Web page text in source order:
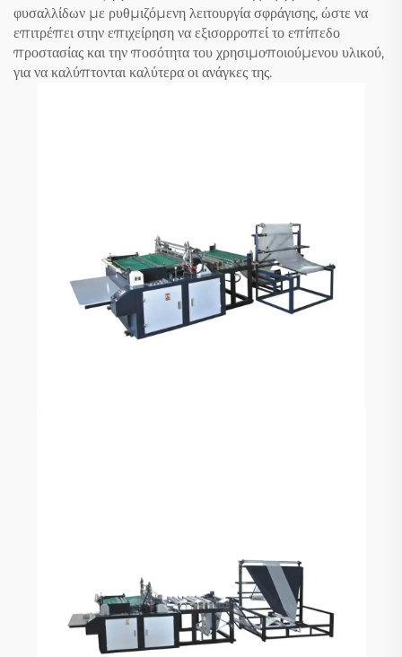
φυσαλλίδων με ρυθμιζόμενη λειτουργία σφράγισης, ώστε να
επιτρέπει στην επιχείρηση να εξισορροπεί το επίπεδο
προστασίας και την ποσότητα του χρησιμοποιούμενου υλικού,
για να καλύπτονται καλύτερα οι ανάγκες της.